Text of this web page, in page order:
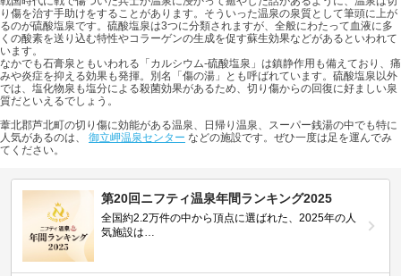
り傷を治す手助けをすることがあります。そういった温泉の泉質として筆頭に上が
るのが硫酸塩泉です。硫酸塩泉は3つに分類されますが、全般にわたって血液に多
くの酸素を送り込む特性やコラーゲンの生成を促す蘇生効果などがあるといわれて
います。
なかでも石膏泉ともいわれる「カルシウム-硫酸塩泉」は鎮静作用も備えており、痛
みや炎症を抑える効果も発揮。別名「傷の湯」とも呼ばれています。硫酸塩泉以外
では、塩化物泉も塩分による殺菌効果があるため、切り傷からの回復に好ましい泉
質だといえるでしょう。
葦北郡芦北町の切り傷に効能がある温泉、日帰り温泉、スーパー銭湯の中でも特に
人気があるのは、 御立岬温泉センター などの施設です。ぜひ一度は足を運んでみ
てください。
第20回ニフティ温泉年間ランキング2025
全国約2.2万件の中から頂点に選ばれた、2025年の人
気施設は…